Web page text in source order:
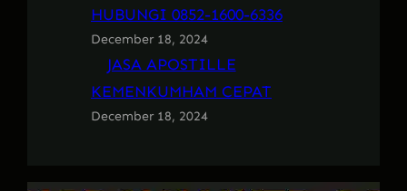
HUBUNGI 0852-1600-6336
December 18, 2024
JASA APOSTILLE
KEMENKUMHAM CEPAT
December 18, 2024